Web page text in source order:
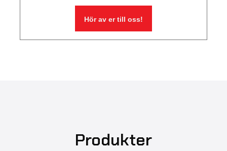
Hör av er till oss!
Produkter